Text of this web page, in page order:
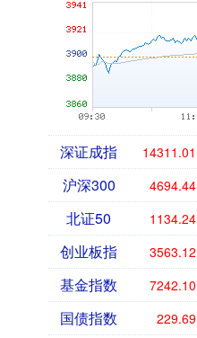
深证成指 14311.01
沪深300 4694.44
北证50 1134.24
创业板指 3563.12
基金指数 7242.10
国债指数 229.69